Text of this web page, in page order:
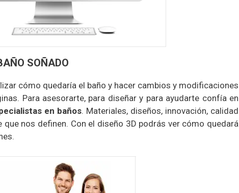
SOÑADO
cómo quedaría el baño y hacer cambios y modificaciones
Para asesorarte, para diseñar y para ayudarte confía en
en baños. Materiales, diseños, innovación, calidad
que nos definen. Con el diseño 3D podrás ver cómo quedará